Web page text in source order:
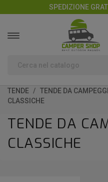
SPEDIZIONE
TENDE TENDE DA
CLASSICHE
TENDE DA
CLASSICHE